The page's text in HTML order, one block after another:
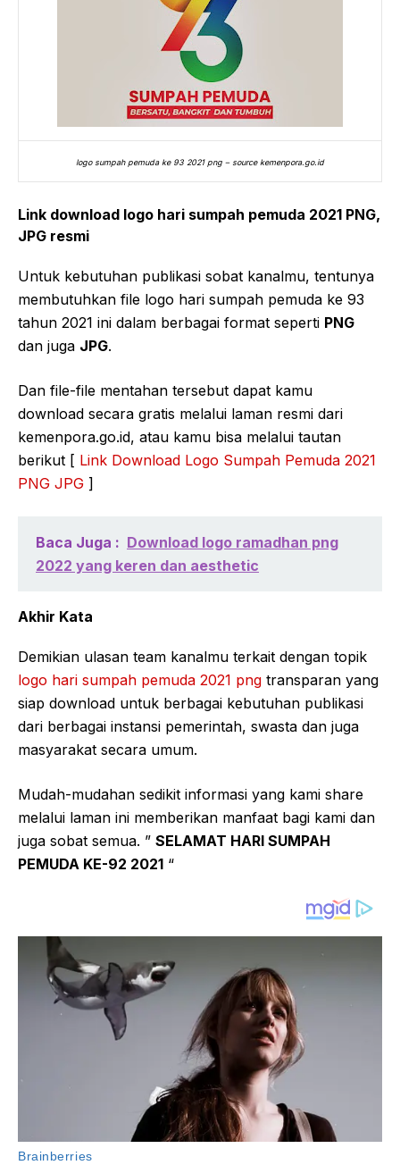
logo sumpah pemuda ke 93 2021 png – source kemenpora.go.id
Link download logo hari sumpah pemuda 2021 PNG,
JPG resmi
Untuk kebutuhan publikasi sobat kanalmu, tentunya
membutuhkan file logo hari sumpah pemuda ke 93
tahun 2021 ini dalam berbagai format seperti PNG
dan juga JPG.
Dan file-file mentahan tersebut dapat kamu
download secara gratis melalui laman resmi dari
kemenpora.go.id, atau kamu bisa melalui tautan
berikut [ Link Download Logo Sumpah Pemuda 2021
PNG JPG ]
Baca Juga : Download logo ramadhan png
2022 yang keren dan aesthetic
Akhir Kata
Demikian ulasan team kanalmu terkait dengan topik
logo hari sumpah pemuda 2021 png transparan yang
siap download untuk berbagai kebutuhan publikasi
dari berbagai instansi pemerintah, swasta dan juga
masyarakat secara umum.
Mudah-mudahan sedikit informasi yang kami share
melalui laman ini memberikan manfaat bagi kami dan
juga sobat semua. ” SELAMAT HARI SUMPAH
PEMUDA KE-92 2021 “